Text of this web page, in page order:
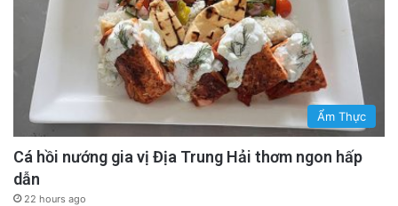
Ẩm Thực
Cá hồi nướng gia vị Địa Trung Hải thơm ngon hấp
dẫn
22 hours ago